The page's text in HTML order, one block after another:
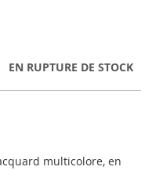
EN RUPTURE DE STOCK
multicolore, en